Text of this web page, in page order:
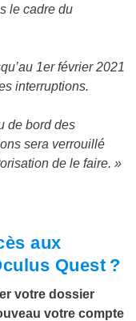
le cadre du
1er février 2021
interruptions.
de bord des
sera verrouillé
de le faire. »
aux
Quest ?
votre dossier
votre compte